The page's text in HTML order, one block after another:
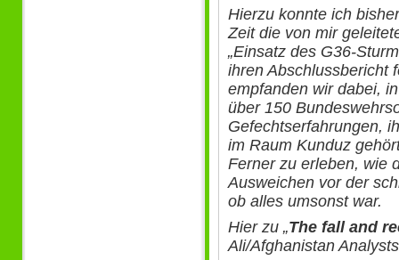
Hierzu konnte ich
Zeit die von mir
„Einsatz des G36-
ihren Abschlussbericht
empfanden wir dabei,
über 150
Gefechtserfahrungen,
im Raum Kunduz
Ferner zu erleben, wie
Ausweichen vor der
ob alles umsonst war.
Hier zu „The fall and
Ali/Afghanistan